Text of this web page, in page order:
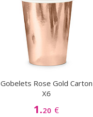
Gobelets Rose Gold Carton
X6
1.20 €